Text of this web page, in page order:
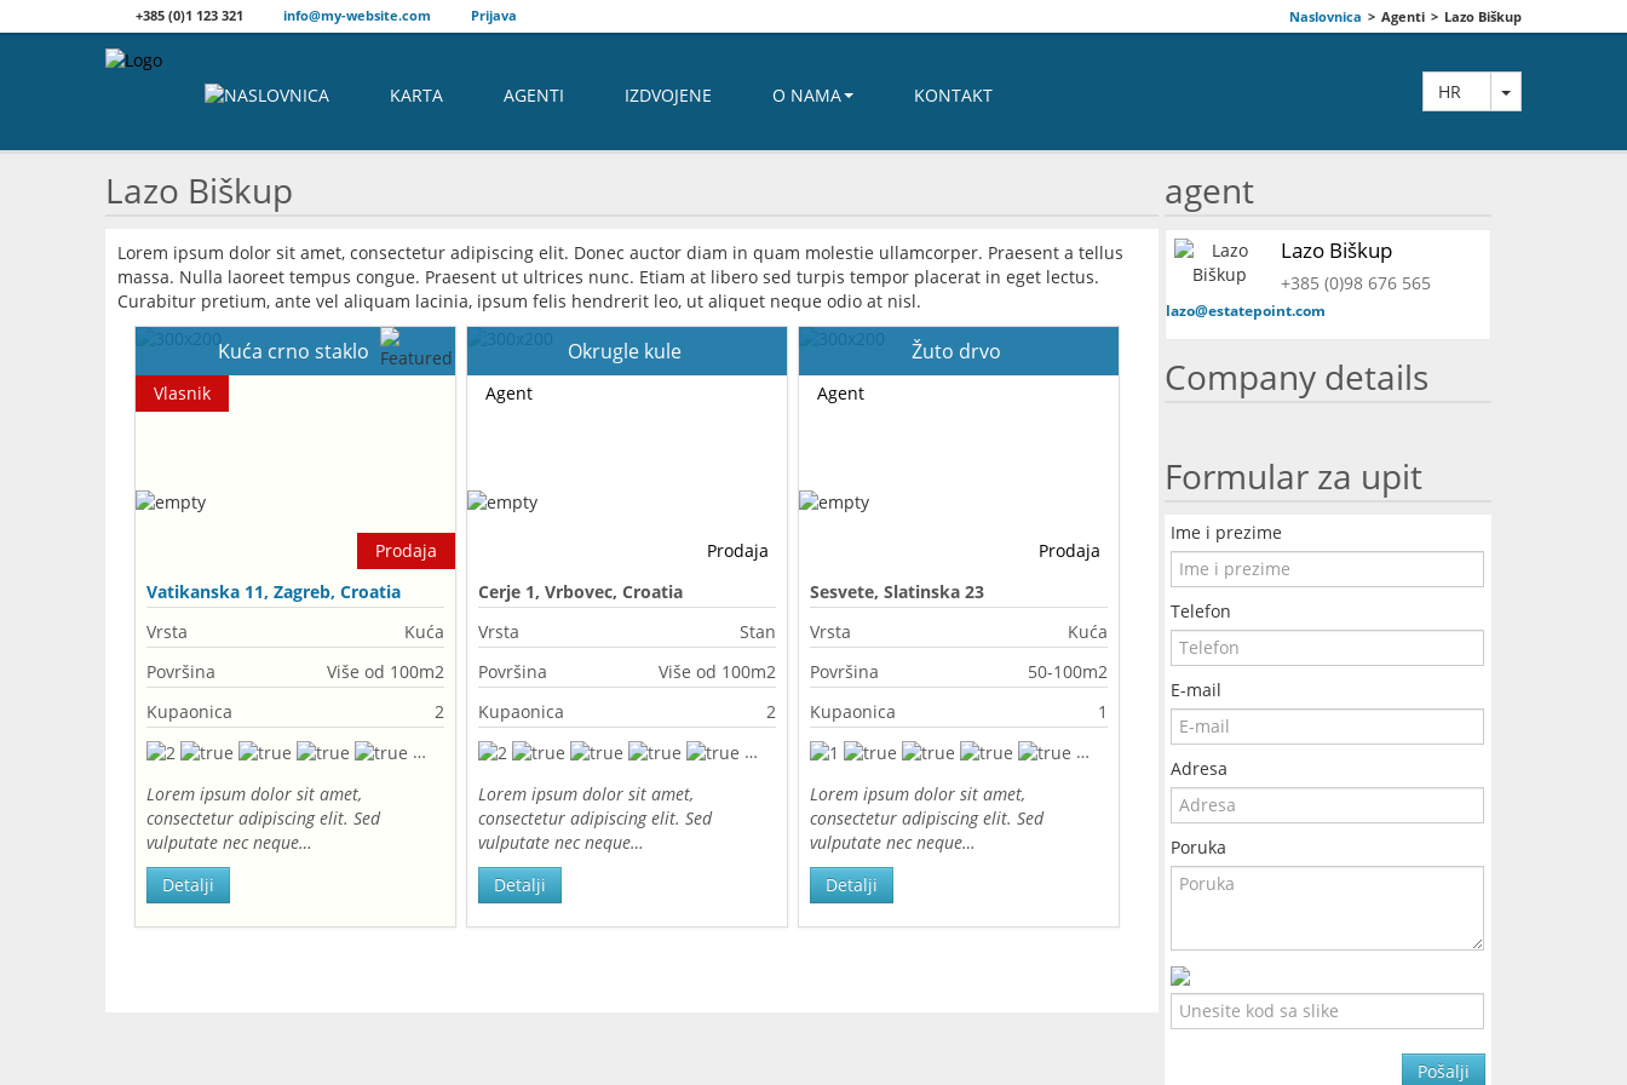
+385 (0)1 123 321 info@my-website.com Prijava Naslovnica > Agenti > Lazo Biškup
HR TOGGLE
KARTA AGENTI IZDVOJENE O NAMA KONTAKT
Lazo Biškup
Lorem ipsum dolor sit amet, consectetur adipiscing elit. Donec auctor diam in quam molestie ullamcorper. Praesent a tellus
massa. Nulla laoreet tempus congue. Praesent ut ultrices nunc. Etiam at libero sed turpis tempor placerat in eget lectus.
Curabitur pretium, ante vel aliquam lacinia, ipsum felis hendrerit leo, ut aliquet neque odio at nisl.
Kuća crno staklo
Prodaja
Vlasnik
Vatikanska 11, Zagreb, Croatia
Vrsta
Kuća
Površina
Više od 100m2
Kupaonica
2
Lorem ipsum dolor sit amet,
consectetur adipiscing elit. Sed
vulputate nec neque…
Detalji
Okrugle kule
Prodaja
Agent
Cerje 1, Vrbovec, Croatia
Vrsta
Stan
Površina
Više od 100m2
Kupaonica
2
Lorem ipsum dolor sit amet,
consectetur adipiscing elit. Sed
vulputate nec neque…
Detalji
Žuto drvo
Prodaja
Agent
Sesvete, Slatinska 23
Vrsta
Kuća
Površina
50-100m2
Kupaonica
1
Lorem ipsum dolor sit amet,
consectetur adipiscing elit. Sed
vulputate nec neque…
Detalji
agent
Lazo Biškup
+385 (0)98 676 565
lazo@estatepoint.com
Company details
Formular za upit
Ime i prezime
Telefon
E-mail
Adresa
Poruka
Pošalji